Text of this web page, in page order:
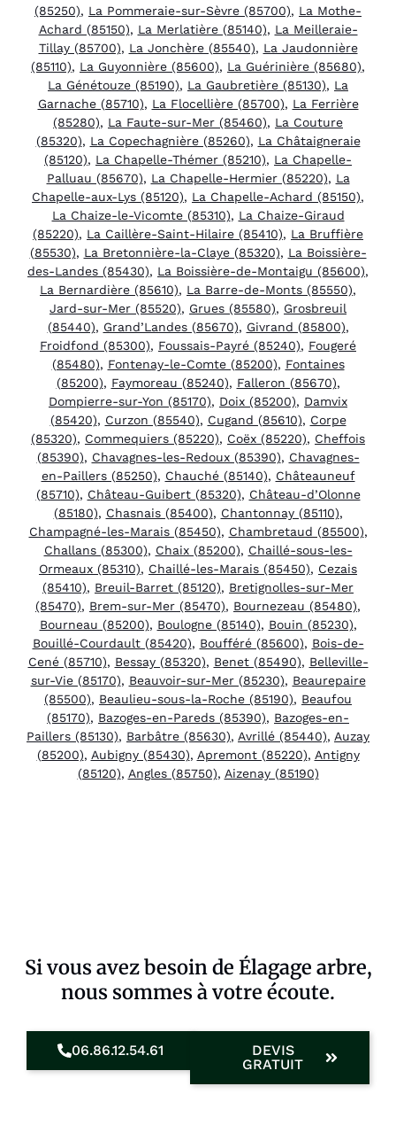
(85250), La Pommeraie-sur-Sèvre (85700), La Mothe-
Achard (85150), La Merlatière (85140), La Meilleraie-
Tillay (85700), La Jonchère (85540), La Jaudonnière
(85110), La Guyonnière (85600), La Guérinière (85680),
La Génétouze (85190), La Gaubretière (85130), La
Garnache (85710), La Flocellière (85700), La Ferrière
(85280), La Faute-sur-Mer (85460), La Couture
(85320), La Copechagnière (85260), La Châtaigneraie
(85120), La Chapelle-Thémer (85210), La Chapelle-
Palluau (85670), La Chapelle-Hermier (85220), La
Chapelle-aux-Lys (85120), La Chapelle-Achard (85150),
La Chaize-le-Vicomte (85310), La Chaize-Giraud
(85220), La Caillère-Saint-Hilaire (85410), La Bruffière
(85530), La Bretonnière-la-Claye (85320), La Boissière-
des-Landes (85430), La Boissière-de-Montaigu (85600),
La Bernardière (85610), La Barre-de-Monts (85550),
Jard-sur-Mer (85520), Grues (85580), Grosbreuil
(85440), Grand’Landes (85670), Givrand (85800),
Froidfond (85300), Foussais-Payré (85240), Fougeré
(85480), Fontenay-le-Comte (85200), Fontaines
(85200), Faymoreau (85240), Falleron (85670),
Dompierre-sur-Yon (85170), Doix (85200), Damvix
(85420), Curzon (85540), Cugand (85610), Corpe
(85320), Commequiers (85220), Coëx (85220), Cheffois
(85390), Chavagnes-les-Redoux (85390), Chavagnes-
en-Paillers (85250), Chauché (85140), Châteauneuf
(85710), Château-Guibert (85320), Château-d’Olonne
(85180), Chasnais (85400), Chantonnay (85110),
Champagné-les-Marais (85450), Chambretaud (85500),
Challans (85300), Chaix (85200), Chaillé-sous-les-
Ormeaux (85310), Chaillé-les-Marais (85450), Cezais
(85410), Breuil-Barret (85120), Bretignolles-sur-Mer
(85470), Brem-sur-Mer (85470), Bournezeau (85480),
Bourneau (85200), Boulogne (85140), Bouin (85230),
Bouillé-Courdault (85420), Boufféré (85600), Bois-de-
Cené (85710), Bessay (85320), Benet (85490), Belleville-
sur-Vie (85170), Beauvoir-sur-Mer (85230), Beaurepaire
(85500), Beaulieu-sous-la-Roche (85190), Beaufou
(85170), Bazoges-en-Pareds (85390), Bazoges-en-
Paillers (85130), Barbâtre (85630), Avrillé (85440), Auzay
(85200), Aubigny (85430), Apremont (85220), Antigny
(85120), Angles (85750), Aizenay (85190)
Si vous avez besoin de Élagage arbre,
nous sommes à votre écoute.
06.86.12.54.61
DEVIS
GRATUIT